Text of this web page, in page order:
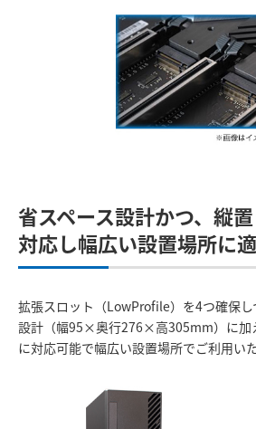
省スペース設計かつ、縦
対応し幅広い設置場所に
拡張スロット（LowProfile）を4つ確保し
設計（幅95×奥行276×高305mm）に加
に対応可能で幅広い設置場所でご利用いた